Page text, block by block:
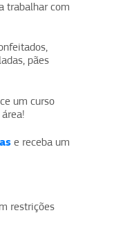
trabalhar com
pães
um curso
e receba um
restrições